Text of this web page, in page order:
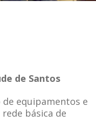
de Santos
de equipamentos e
básica de